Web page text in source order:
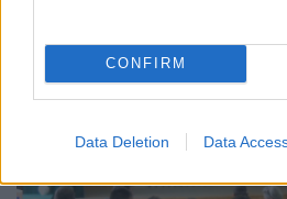
CONFIRM
Data Deletion Data